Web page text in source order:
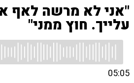
"אני לא מרשה לאף
עלייך. חוץ ממני"
05:05